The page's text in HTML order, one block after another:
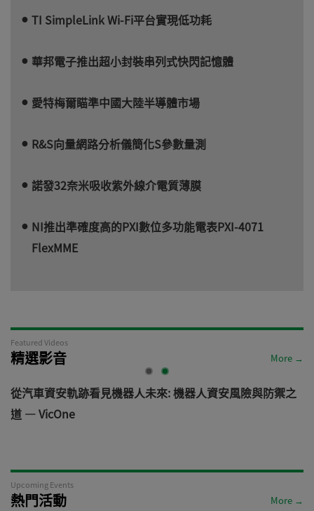
TI SimpleLink Wi-Fi平台實現低功耗
華邦電子推出超小封裝串列式快閃記憶體
愛特梅爾瞄準中國大陸半導體市場
R&S向量網路分析儀簡化S參數量測
諾發32奈米吸收紫外線介電質薄膜
NI推出準確度高的PXI數位多功能電表PXI-4071
FlexMME
Featured Videos
精選影音 More →
從汽車資安軌跡看見機器人未來: 機器人資安風險與防禦之
道 — VicOne
Upcoming Events
熱門活動 More →